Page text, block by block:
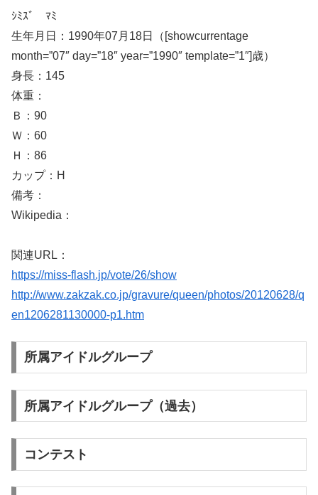
ｼﾐｽﾞ ﾏﾐ
生年月日：1990年07月18日（[showcurrentage
month=”07″ day=”18″ year=”1990″ template=”1″]歳）
身長：145
体重：
Ｂ：90
Ｗ：60
Ｈ：86
カップ：H
備考：
Wikipedia：
関連URL：
https://miss-flash.jp/vote/26/show
http://www.zakzak.co.jp/gravure/queen/photos/20120628/q
en1206281130000-p1.htm
所属アイドルグループ
所属アイドルグループ（過去）
コンテスト